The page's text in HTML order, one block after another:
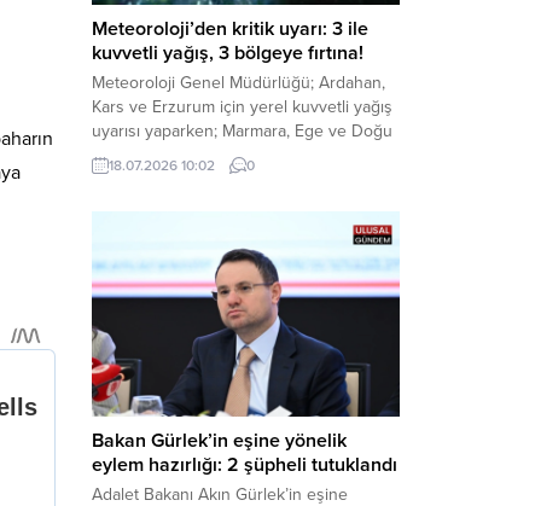
Meteoroloji’den kritik uyarı: 3 ile
kuvvetli yağış, 3 bölgeye fırtına!
Meteoroloji Genel Müdürlüğü; Ardahan,
Kars ve Erzurum için yerel kuvvetli yağış
uyarısı yaparken; Marmara, Ege ve Doğu
Anadolu’nun belirli kesimlerinde ise
saatte 60 kilometre hıza ulaşabilecek
tedbirli olmaya çağırdı. Haber Merkezi –
Çevre, Şehircilik ve İklim Değişikliği
Bakanlığı Meteoroloji Genel Müdürlüğü,
ülke genelini kapsayan son hava...
18.07.2026 10:02 0
Bakan Gürlek’in eşine yönelik
eylem hazırlığı: 2 şüpheli tutuklandı
Adalet Bakanı Akın Gürlek’in eşine